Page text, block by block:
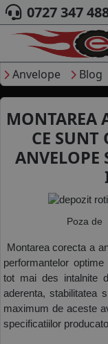
B2B
COS
0727 347
Anvelope Blog
MONTAREA
CE SUNT
ANVELOPE
Poza de
Montarea corecta a
performantelor
tot mai des intalnite
aderenta, stabilitatea
maximum de aceste
specificatiilor